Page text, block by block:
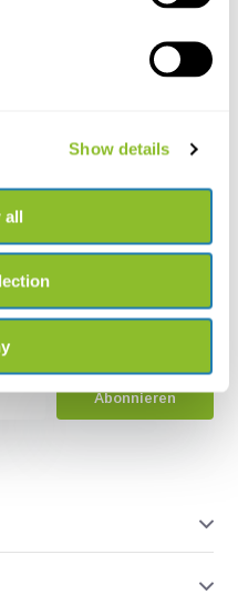
Show details
all
und neuesten
Sie unseren monatlichen
Abonnieren